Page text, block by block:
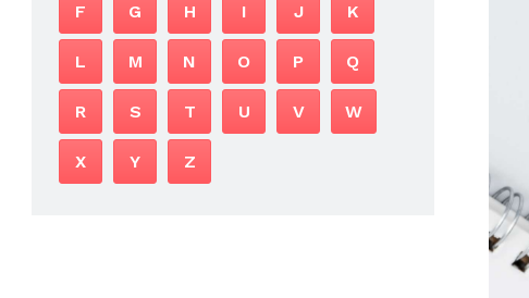
F G H I J K
L M N O P Q
R S T U V W
X Y Z